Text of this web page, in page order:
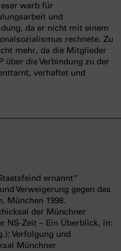
warb für
und
da er nicht mit einem
rechnete. Zu
mehr, da die Mitglieder
über die Verbindung zu der
verhaftet und
ernannt“
Verweigerung gegen das
München 1998.
der Münchner
NS-Zeit – Ein Überblick, in:
Verfolgung und
Münchner